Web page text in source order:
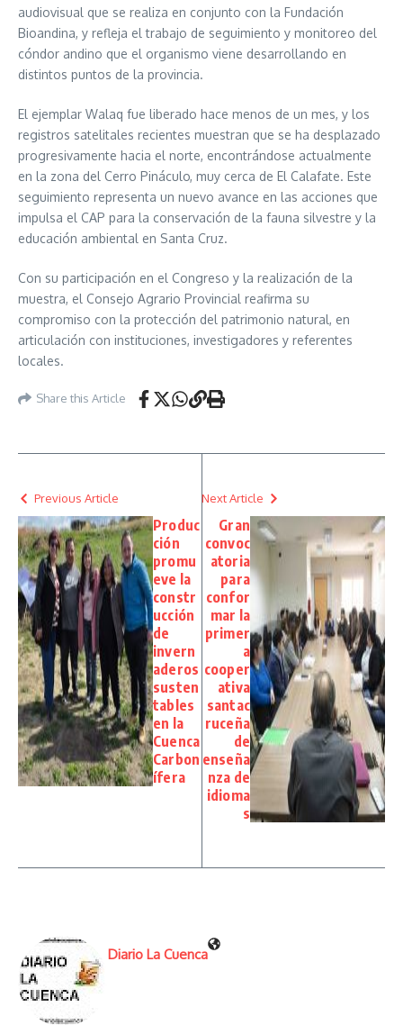
audiovisual que se realiza en conjunto con la Fundación
Bioandina, y refleja el trabajo de seguimiento y monitoreo del
cóndor andino que el organismo viene desarrollando en
distintos puntos de la provincia.
El ejemplar Walaq fue liberado hace menos de un mes, y los
registros satelitales recientes muestran que se ha desplazado
progresivamente hacia el norte, encontrándose actualmente
en la zona del Cerro Pináculo, muy cerca de El Calafate. Este
seguimiento representa un nuevo avance en las acciones que
impulsa el CAP para la conservación de la fauna silvestre y la
educación ambiental en Santa Cruz.
Con su participación en el Congreso y la realización de la
muestra, el Consejo Agrario Provincial reafirma su
compromiso con la protección del patrimonio natural, en
articulación con instituciones, investigadores y referentes
locales.
Share this Article
Previous Article
Produc
ción
promu
eve la
constr
ucción
de
invern
aderos
susten
tables
en la
Cuenca
Carbon
ífera
Next Article
Gran
convoc
atoria
para
confor
mar la
primer
a
cooper
ativa
santac
ruceña
de
enseña
nza de
idioma
s
Diario La Cuenca